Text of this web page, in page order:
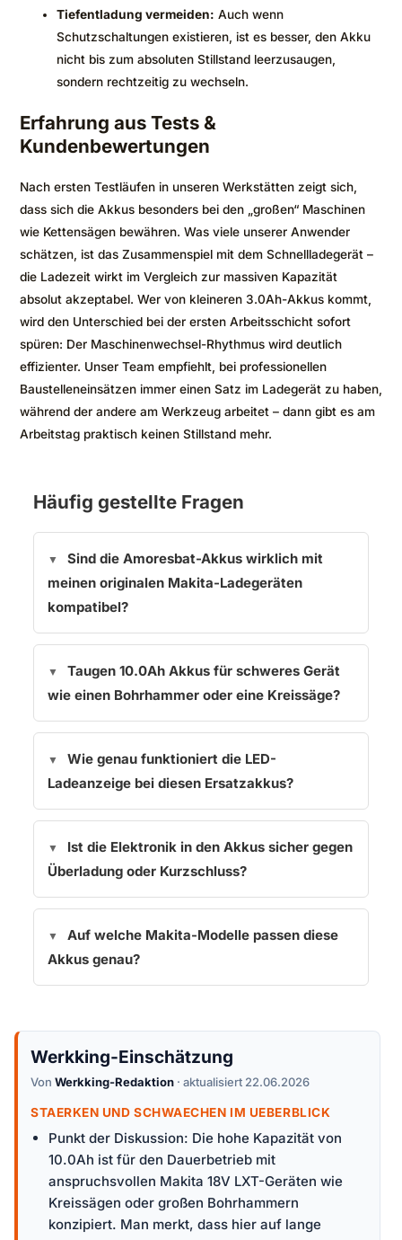
Tiefentladung vermeiden: Auch wenn
Schutzschaltungen existieren, ist es besser, den Akku
nicht bis zum absoluten Stillstand leerzusaugen,
sondern rechtzeitig zu wechseln.
Erfahrung aus Tests &
Kundenbewertungen
Nach ersten Testläufen in unseren Werkstätten zeigt sich,
dass sich die Akkus besonders bei den „großen“ Maschinen
wie Kettensägen bewähren. Was viele unserer Anwender
schätzen, ist das Zusammenspiel mit dem Schnellladegerät –
die Ladezeit wirkt im Vergleich zur massiven Kapazität
absolut akzeptabel. Wer von kleineren 3.0Ah-Akkus kommt,
wird den Unterschied bei der ersten Arbeitsschicht sofort
spüren: Der Maschinenwechsel-Rhythmus wird deutlich
effizienter. Unser Team empfiehlt, bei professionellen
Baustelleneinsätzen immer einen Satz im Ladegerät zu haben,
während der andere am Werkzeug arbeitet – dann gibt es am
Arbeitstag praktisch keinen Stillstand mehr.
Häufig gestellte Fragen
Sind die Amoresbat-Akkus wirklich mit
meinen originalen Makita-Ladegeräten
kompatibel?
Taugen 10.0Ah Akkus für schweres Gerät
wie einen Bohrhammer oder eine Kreissäge?
Wie genau funktioniert die LED-
Ladeanzeige bei diesen Ersatzakkus?
Ist die Elektronik in den Akkus sicher gegen
Überladung oder Kurzschluss?
Auf welche Makita-Modelle passen diese
Akkus genau?
Werkking-Einschätzung
Von Werkking-Redaktion · aktualisiert 22.06.2026
STAERKEN UND SCHWAECHEN IM UEBERBLICK
Punkt der Diskussion: Die hohe Kapazität von
10.0Ah ist für den Dauerbetrieb mit
anspruchsvollen Makita 18V LXT-Geräten wie
Kreissägen oder großen Bohrhammern
konzipiert. Man merkt, dass hier auf lange